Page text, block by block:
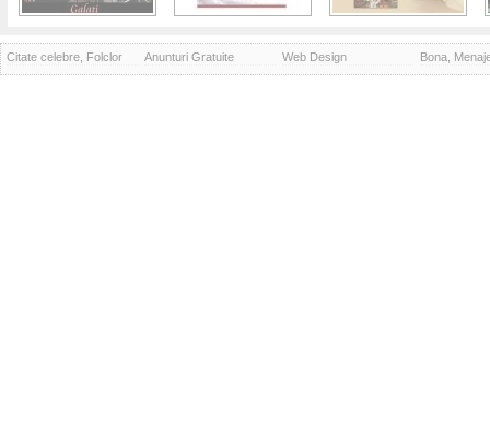
Citate celebre, Folclor Anunturi Gratuite Web Design Bona,